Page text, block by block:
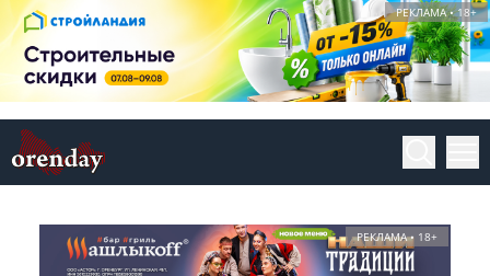
РЕКЛАМА • 18+
РЕКЛАМА • 18+